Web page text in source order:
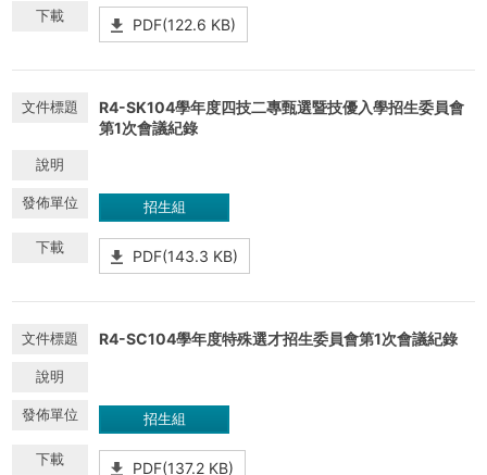
PDF(122.6 KB)
R4-SK104學年度四技二專甄選暨技優入學招生委員會
第1次會議紀錄
招生組
PDF(143.3 KB)
R4-SC104學年度特殊選才招生委員會第1次會議紀錄
招生組
PDF(137.2 KB)